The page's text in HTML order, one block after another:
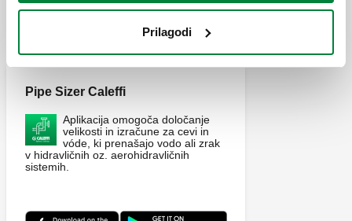
Prilagodi
Pipe Sizer Caleffi
Aplikacija omogoča določanje
velikosti in izračune za cevi in
vóde, ki prenašajo vodo ali zrak
v hidravličnih oz. aerohidravličnih
sistemih.